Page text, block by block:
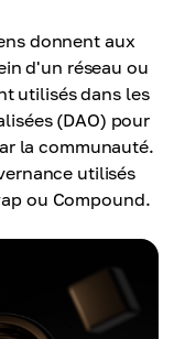
donnent aux
d'un réseau ou
utilisés dans les
(DAO) pour
la communauté.
utilisés
ou Compound.